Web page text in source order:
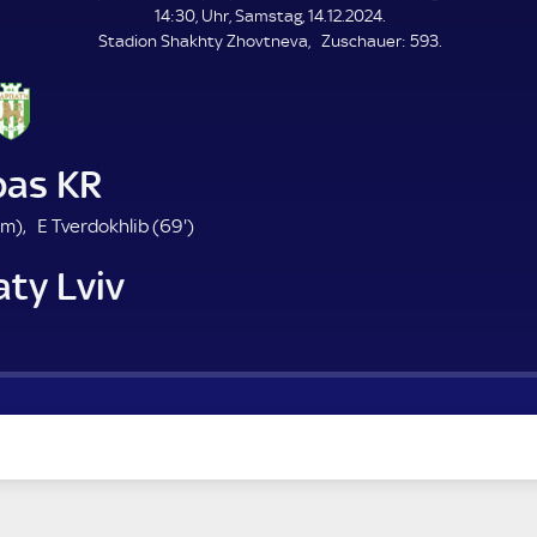
L
E
N
14:30, Uhr, Samstag, 14.12.2024.
Stadion Shakhty Zhovtneva
Zuschauer: Z
593.
KR
E Tverdokhlib (69'6
u
)
Lviv